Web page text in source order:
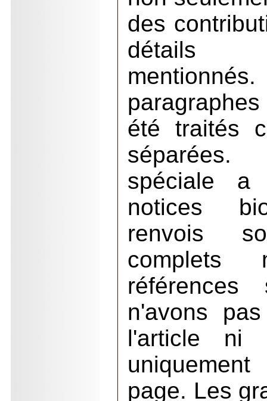
des
détails
été traités
spéciale
notices
renvois
références
n'avons
l'article ni
page. Les